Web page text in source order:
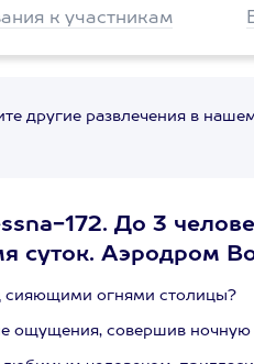
к участникам
другие развлечения в
172. До 3
суток. Аэродром
сияющими огнями столицы?
ощущения, совершив